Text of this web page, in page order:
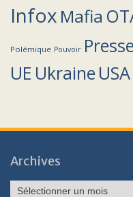
Infox Mafia
Polémique Pouvoir Presse
UE Ukraine USA
Archives
Archives